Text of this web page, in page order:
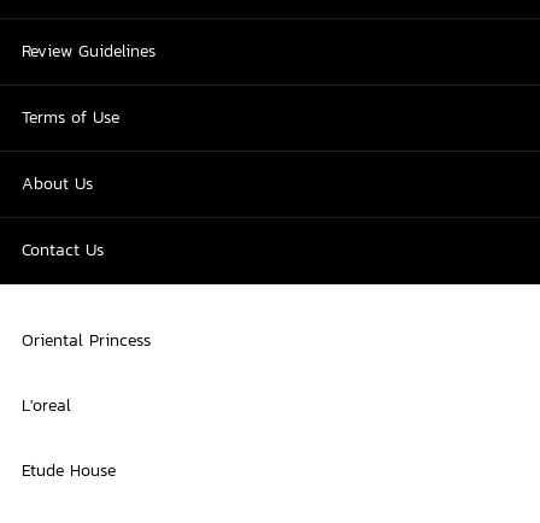
Review Guidelines
Terms of Use
About Us
Contact Us
Oriental Princess
L'oreal
Etude House